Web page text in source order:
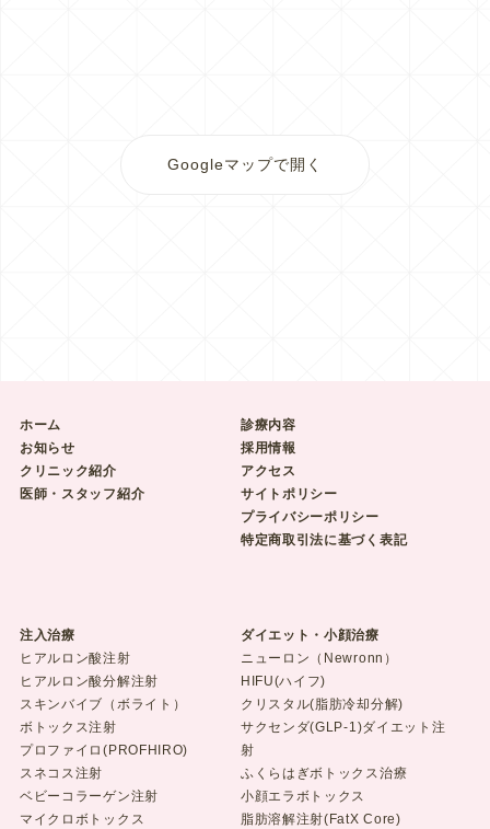
Googleマップで開く
ホーム
お知らせ
クリニック紹介
医師・スタッフ紹介
診療内容
採用情報
アクセス
サイトポリシー
プライバシーポリシー
特定商取引法に基づく表記
注入治療
ヒアルロン酸注射
ヒアルロン酸分解注射
スキンバイブ（ボライト）
ボトックス注射
プロファイロ(PROFHIRO)
スネコス注射
ベビーコラーゲン注射
マイクロボトックス
ダイエット・小顔治療
ニューロン（Newronn）
HIFU(ハイフ)
クリスタル(脂肪冷却分解)
サクセンダ(GLP-1)ダイエット注
射
ふくらはぎボトックス治療
小顔エラボトックス
脂肪溶解注射(FatX Core)